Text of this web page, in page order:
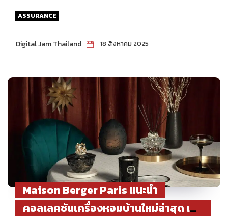
พร้อมสร้างเกราะให้ทุกคนมีสุขภาพดีไป
ASSURANCE
Digital Jam Thailand 18 สิงหาคม 2025
Maison Berger Paris แนะนำ
คอลเลคชันเครื่องหอมบ้านใหม่ล่าสุด เติม